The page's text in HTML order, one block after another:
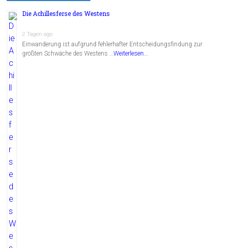
Die Achillesferse des Westens
2 Tagen ago
Einwanderung ist aufgrund fehlerhafter Entscheidungsfindung zur
größten Schwäche des Westens …Weiterlesen...